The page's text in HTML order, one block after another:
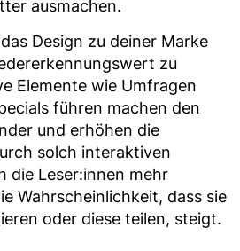
ausmachen.
Design zu deiner Marke
zu
Elemente wie Umfragen
führen machen den
und erhöhen die
solch interaktiven
die Leser:innen mehr
Wahrscheinlichkeit, dass sie
oder diese teilen, steigt.